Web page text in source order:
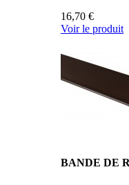
16,70 €
Voir le produit
BANDE DE